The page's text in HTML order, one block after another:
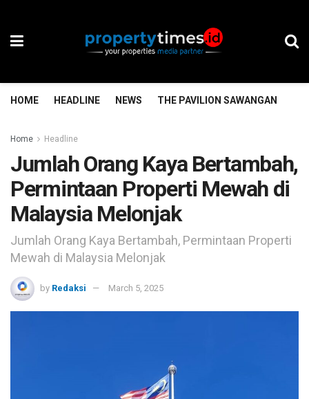
HOME HEADLINE NEWS THE PAVILION SAWANGAN
Home Headline
Jumlah Orang Kaya Bertambah,
Permintaan Properti Mewah di
Malaysia Melonjak
Jumlah Orang Kaya Bertambah, Permintaan Properti
Mewah di Malaysia Melonjak
by Redaksi March 5, 2025